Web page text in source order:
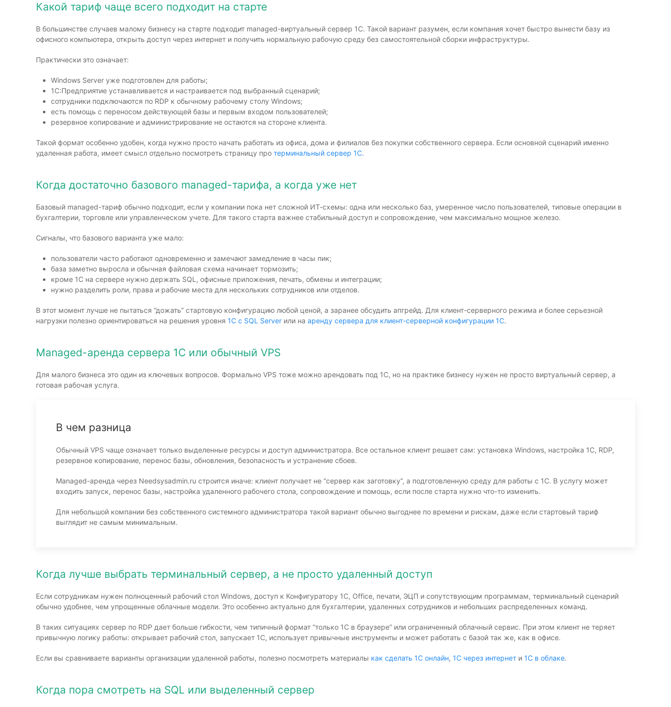
Какой тариф чаще всего подходит на старте
В большинстве случаев малому бизнесу на старте подходит managed-виртуальный сервер 1С. Такой вариант разумен, если компания хочет быстро вынести базу из
офисного компьютера, открыть доступ через интернет и получить нормальную рабочую среду без самостоятельной сборки инфраструктуры.
Практически это означает:
Windows Server уже подготовлен для работы;
1С:Предприятие устанавливается и настраивается под выбранный сценарий;
сотрудники подключаются по RDP к обычному рабочему столу Windows;
есть помощь с переносом действующей базы и первым входом пользователей;
резервное копирование и администрирование не остаются на стороне клиента.
Такой формат особенно удобен, когда нужно просто начать работать из офиса, дома и филиалов без покупки собственного сервера. Если основной сценарий именно
удаленная работа, имеет смысл отдельно посмотреть страницу про терминальный сервер 1С.
Когда достаточно базового managed-тарифа, а когда уже нет
Базовый managed-тариф обычно подходит, если у компании пока нет сложной ИТ-схемы: одна или несколько баз, умеренное число пользователей, типовые операции в
бухгалтерии, торговле или управленческом учете. Для такого старта важнее стабильный доступ и сопровождение, чем максимально мощное железо.
Сигналы, что базового варианта уже мало:
пользователи часто работают одновременно и замечают замедление в часы пик;
база заметно выросла и обычная файловая схема начинает тормозить;
кроме 1С на сервере нужно держать SQL, офисные приложения, печать, обмены и интеграции;
нужно разделить роли, права и рабочие места для нескольких сотрудников или отделов.
В этот момент лучше не пытаться “дожать” стартовую конфигурацию любой ценой, а заранее обсудить апгрейд. Для клиент-серверного режима и более серьезной
нагрузки полезно ориентироваться на решения уровня 1С с SQL Server или на аренду сервера для клиент-серверной конфигурации 1С.
Managed-аренда сервера 1С или обычный VPS
Для малого бизнеса это один из ключевых вопросов. Формально VPS тоже можно арендовать под 1С, но на практике бизнесу нужен не просто виртуальный сервер, а
готовая рабочая услуга.
В чем разница
Обычный VPS чаще означает только выделенные ресурсы и доступ администратора. Все остальное клиент решает сам: установка Windows, настройка 1С, RDP,
резервное копирование, перенос базы, обновления, безопасность и устранение сбоев.
Managed-аренда через Needsysadmin.ru строится иначе: клиент получает не “сервер как заготовку”, а подготовленную среду для работы с 1С. В услугу может
входить запуск, перенос базы, настройка удаленного рабочего стола, сопровождение и помощь, если после старта нужно что-то изменить.
Для небольшой компании без собственного системного администратора такой вариант обычно выгоднее по времени и рискам, даже если стартовый тариф
выглядит не самым минимальным.
Когда лучше выбрать терминальный сервер, а не просто удаленный доступ
Если сотрудникам нужен полноценный рабочий стол Windows, доступ к Конфигуратору 1С, Office, печати, ЭЦП и сопутствующим программам, терминальный сценарий
обычно удобнее, чем упрощенные облачные модели. Это особенно актуально для бухгалтерии, удаленных сотрудников и небольших распределенных команд.
В таких ситуациях сервер по RDP дает больше гибкости, чем типичный формат “только 1С в браузере” или ограниченный облачный сервис. При этом клиент не теряет
привычную логику работы: открывает рабочий стол, запускает 1С, использует привычные инструменты и может работать с базой так же, как в офисе.
Если вы сравниваете варианты организации удаленной работы, полезно посмотреть материалы как сделать 1С онлайн, 1С через интернет и 1С в облаке.
Когда пора смотреть на SQL или выделенный сервер